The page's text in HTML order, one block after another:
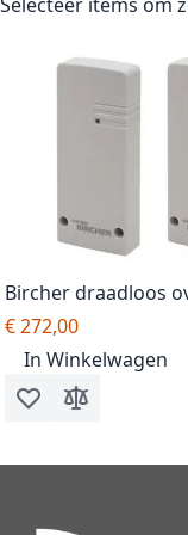
Selecteer items om
Bircher draadloos
systeem
– Zender & ontvanger
€ 272,00
In Winkelwagen
Voeg toe aan
Toevoegen